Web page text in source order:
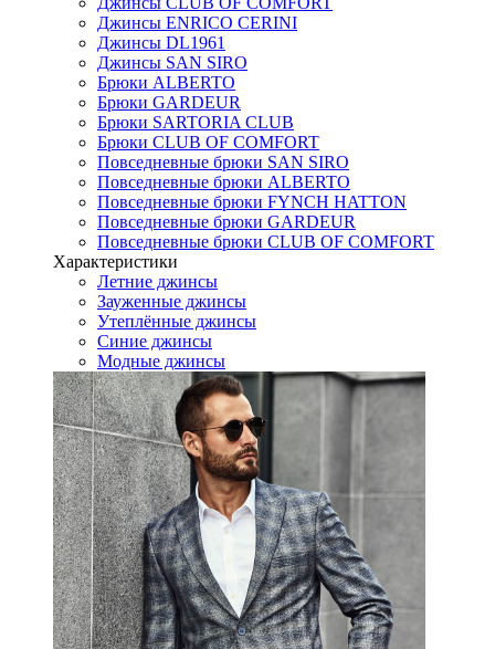
Джинсы ENRICO CERINI
Джинсы DL1961
Джинсы SAN SIRO
Брюки ALBERTO
Брюки GARDEUR
Брюки SARTORIA CLUB
Брюки CLUB OF COMFORT
Повседневные брюки SAN SIRO
Повседневные брюки ALBERTO
Повседневные брюки FYNCH HATTON
Повседневные брюки GARDEUR
Повседневные брюки CLUB OF COMFORT
Характеристики
Летние джинсы
Зауженные джинсы
Утеплённые джинсы
Синие джинсы
Модные джинсы